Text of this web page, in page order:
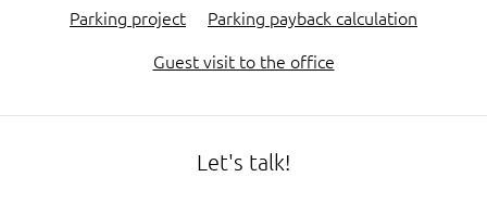
Parking project
Parking payback calculation
Guest visit to the office
Let's talk!